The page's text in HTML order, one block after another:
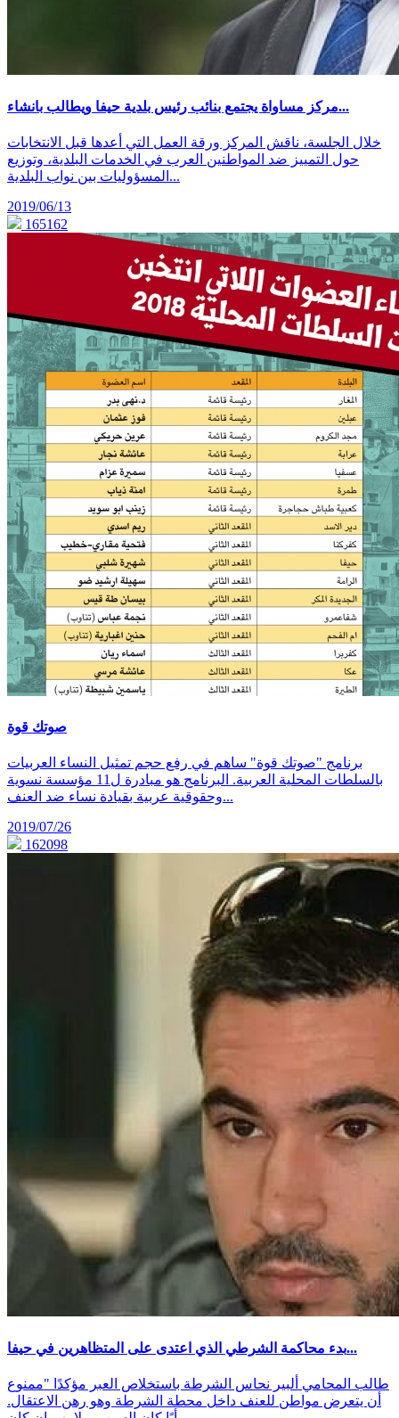
مركز مساواة يجتمع بنائب رئيس بلدية حيفا ويطالب بانشاء...
خلال الجلسة، ناقش المركز ورقة العمل التي أعدها قبل الانتخابات
حول التمييز ضد المواطنين العرب في الخدمات البلدية، وتوزيع
المسؤوليات بين نواب البلدية...
2019/06/13
165162
صوتك قوة
برنامج "صوتك قوة" ساهم في رفع حجم تمثيل النساء العربيات
بالسلطات المحلية العربية. البرنامج هو مبادرة ل11 مؤسسة نسوية
وحقوقية عربية بقيادة نساء ضد العنف...
2019/07/26
162098
بدء محاكمة الشرطي الذي اعتدى على المتظاهرين في حيفا...
طالب المحامي ألبير نحاس الشرطة باستخلاص العبر مؤكدًا "ممنوع
أن يتعرض مواطن للعنف داخل محطة الشرطة وهو رهن الاعتقال.